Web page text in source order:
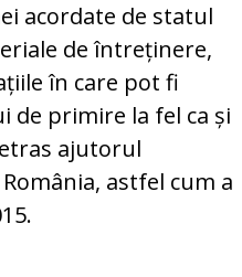
acordate de statul
de întreținere,
în care pot fi
de primire la fel ca și
ajutorul
astfel cum a